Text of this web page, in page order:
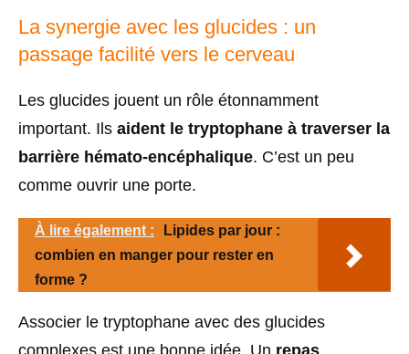
La synergie avec les glucides : un
passage facilité vers le cerveau
Les glucides jouent un rôle étonnamment
important. Ils aident le tryptophane à traverser la
barrière hémato-encéphalique. C’est un peu
comme ouvrir une porte.
À lire également :
Lipides par jour :
combien en manger pour rester en
forme ?
Associer le tryptophane avec des glucides
complexes est une bonne idée. Un repas